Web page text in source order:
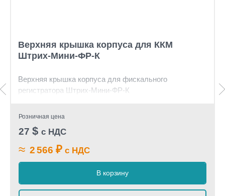
Верхняя крышка корпуса для ККМ
Штрих-Мини-ФР-К
Верхняя крышка корпуса для фискального
регистратора Штрих-Мини-ФР-К
Розничная цена
27 $ с НДС
≈ 2 566 ₽ с НДС
В корзину